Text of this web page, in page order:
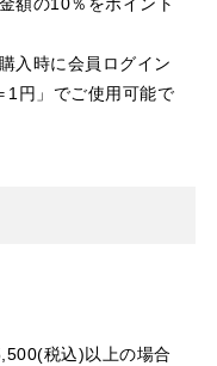
入時に会員ログイン
1円」でご使用可能で
税込)以上の場合